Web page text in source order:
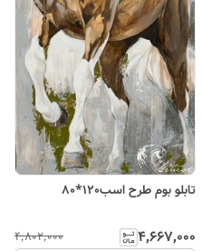
تابلو بوم طرح اسب120*80
۴٬۶۶۷٬۰۰۰ ۴٬۸۰۲٬۰۰۰